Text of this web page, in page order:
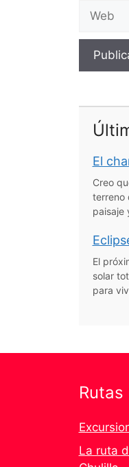
Web
El
Creo
terreno
paisaje
El
solar
para
La ruta